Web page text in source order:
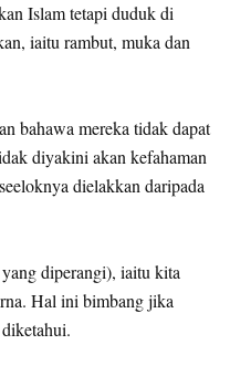
Islam tetapi duduk di
iaitu rambut, muka dan
bahawa mereka tidak dapat
diyakini akan kefahaman
dielakkan daripada
diperangi), iaitu kita
Hal ini bimbang jika